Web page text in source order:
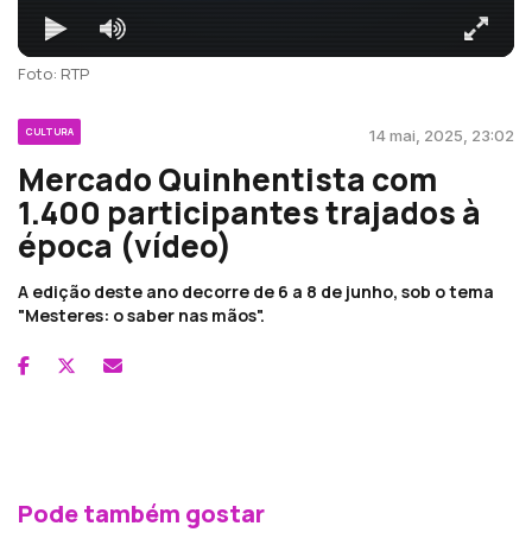
Foto: RTP
CULTURA 14 mai, 2025, 23:02
Mercado Quinhentista com
1.400 participantes trajados à
época (vídeo)
A edição deste ano decorre de 6 a 8 de junho, sob o tema
"Mesteres: o saber nas mãos".
Pode também gostar